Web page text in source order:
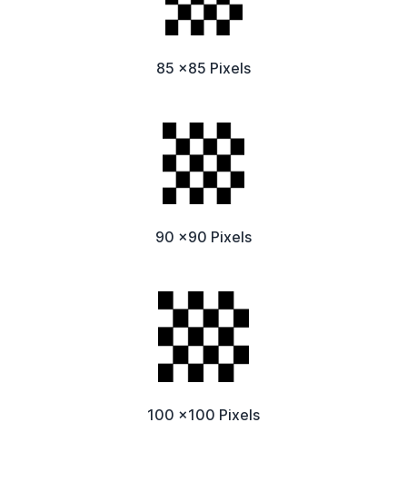
85 x85 Pixels
90 x90 Pixels
100 x100 Pixels